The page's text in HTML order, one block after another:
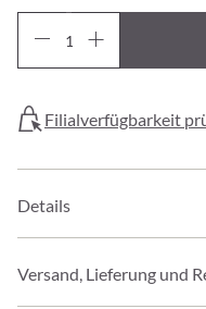
Filialverfügbarkeit
Details
Versand, Lieferung und